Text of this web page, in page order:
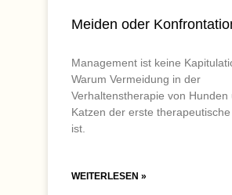
Meiden oder
Management ist keine
Warum Vermeidung in der
Verhaltenstherapie von Hunden
Katzen der erste
ist.
WEITERLESEN »